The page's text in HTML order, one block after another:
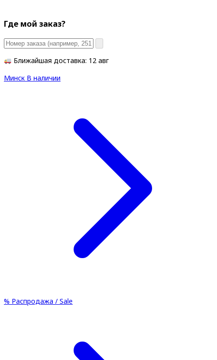
Где мой заказ?
Ближайшая доставка: 12 авг
Минск В наличии
% Распродажа / Sale